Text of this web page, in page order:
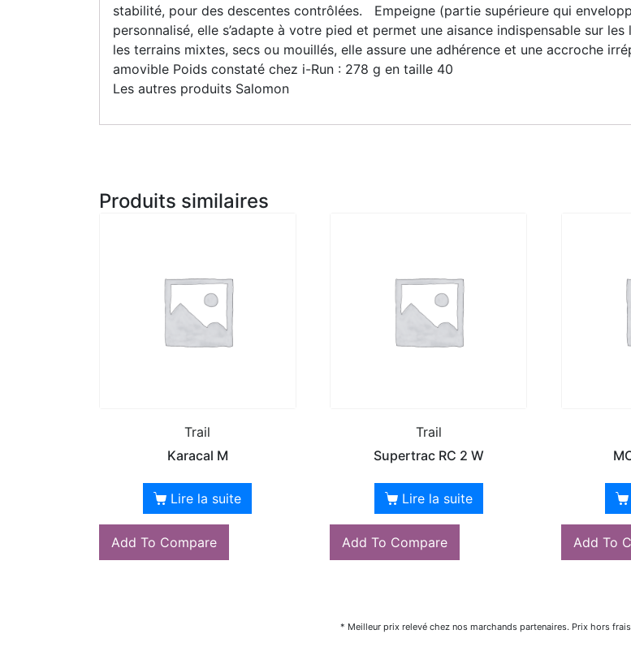
stabilité, pour des descentes contrôlées. Empeigne (partie supérieure qui
personnalisé, elle s’adapte à votre pied et permet une aisance indispensable sur
les terrains mixtes, secs ou mouillés, elle assure une adhérence et une accroche
amovible Poids constaté chez i-Run : 278 g en taille 40
Les autres produits Salomon
Produits similaires
Trail
Karacal M
Lire la suite
Add To Compare
Trail
Supertrac RC 2 W
Lire la suite
Add To Compare Add To
* Meilleur prix relevé chez nos marchands partenaires. Prix hors